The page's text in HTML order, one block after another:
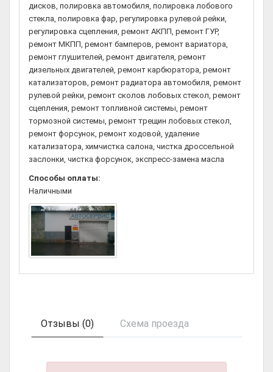
дисков, полировка автомобиля, полировка лобового
стекла, полировка фар, регулировка рулевой рейки,
регулировка сцепления, ремонт АКПП, ремонт ГУР,
ремонт МКПП, ремонт бамперов, ремонт вариатора,
ремонт глушителей, ремонт двигателя, ремонт
дизельных двигателей, ремонт карбюратора, ремонт
катализаторов, ремонт радиатора автомобиля, ремонт
рулевой рейки, ремонт сколов лобовых стекол, ремонт
сцепления, ремонт топливной системы, ремонт
тормозной системы, ремонт трещин лобовых стекол,
ремонт форсунок, ремонт ходовой, удаление
катализатора, химчистка салона, чистка дроссельной
заслонки, чистка форсунок, экспресс-замена масла
Способы оплаты:
Наличными
Отзывы (0) Схема проезда